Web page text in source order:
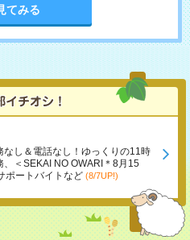
てみる
なし＆電話なし！ゆっくりの11時
、＜SEKAI NO OWARI＊8月15
ポートバイトなど (8/7UP!)